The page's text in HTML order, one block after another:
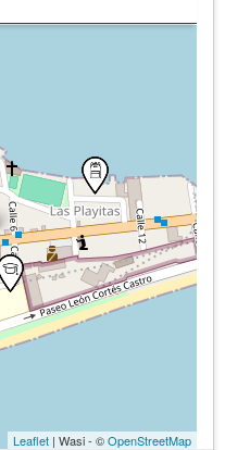
Leaflet | Wasi - ©OpenStreetMap